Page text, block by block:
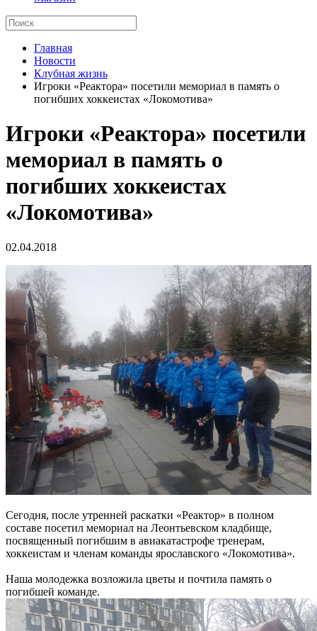
Главная
Новости
Клубная жизнь
Игроки «Реактора» посетили мемориал в память о
погибших хоккеистах «Локомотива»
Игроки «Реактора» посетили
мемориал в память о
погибших хоккеистах
«Локомотива»
02.04.2018
Сегодня, после утренней раскатки «Реактор» в полном
составе посетил мемориал на Леонтьевском кладбище,
посвященный погибшим в авиакатастрофе тренерам,
хоккеистам и членам команды ярославского «Локомотива».
Наша молодежка возложила цветы и почтила память о
погибшей команде.